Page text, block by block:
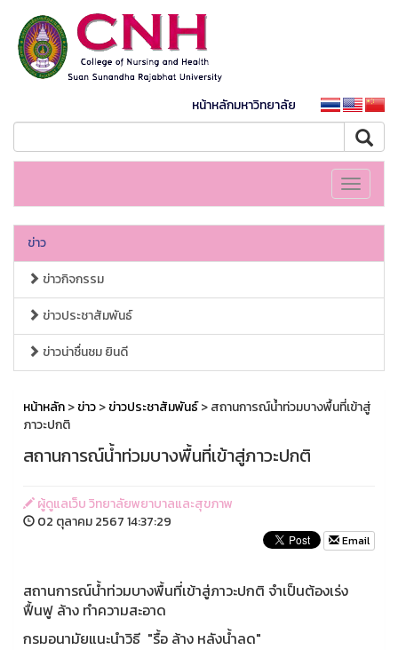
หน้าหลักมหาวิทยาลัย
Toggle
ข่าว
ข่าวกิจกรรม
ข่าวประชาสัมพันธ์
ข่าวน่าชื่นชม ยินดี
หน้าหลัก>ข่าว>ข่าวประชาสัมพันธ์> สถานการณ์น้ำท่วมบางพื้นที่เข้าสู่
ภาวะปกติ
สถานการณ์น้ำท่วมบางพื้นที่เข้าสู่ภาวะปกติ
ผู้ดูแลเว็บ วิทยาลัยพยาบาลและสุขภาพ
02 ตุลาคม 2567 14:37:29
Email
สถานการณ์น้ำท่วมบางพื้นที่เข้าสู่ภาวะปกติ จำเป็นต้องเร่ง
ฟื้นฟู ล้าง ทำความสะอาด
กรมอนามัยแนะนำวิธี "รื้อ ล้าง หลังน้ำลด"